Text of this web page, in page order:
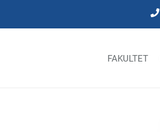
FAKULTET